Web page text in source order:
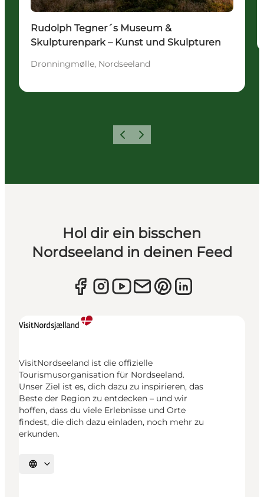
Rudolph Tegner´s Museum &
Skulpturenpark – Kunst und Skulpturen
Dronningmølle, Nordseeland
ZurückWeiter
Hol dir ein bisschen
Nordseeland in deinen Feed
VisitNordseeland ist die offizielle
Tourismusorganisation für Nordseeland.
Unser Ziel ist es, dich dazu zu inspirieren, das
Beste der Region zu entdecken – und wir
hoffen, dass du viele Erlebnisse und Orte
findest, die dich dazu einladen, noch mehr zu
erkunden.
Sprache auswählen